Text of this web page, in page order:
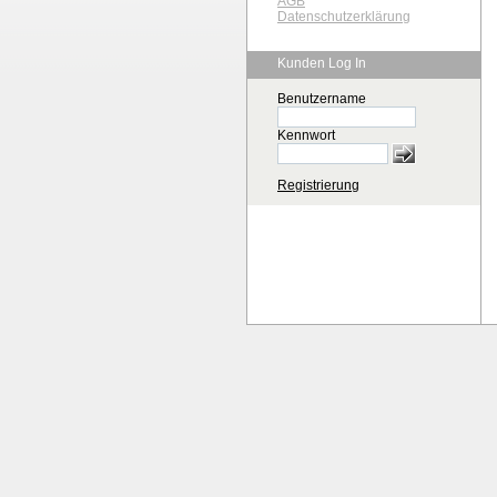
Datenschutzerklärung
Kunden Log In
Benutzername
Kennwort
Registrierung